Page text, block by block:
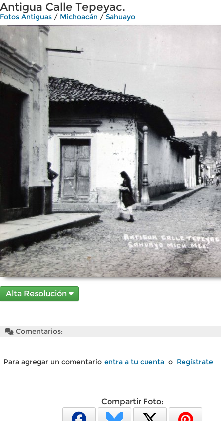
Antigua Calle Tepeyac.
Fotos Antiguas / Michoacán / Sahuayo
Alta Resolución
Comentarios:
Para agregar un comentario entra a tu cuenta o Regístrate
Compartir Foto: